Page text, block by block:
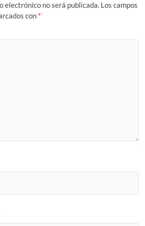
electrónico no será publicada. Los campos
con *